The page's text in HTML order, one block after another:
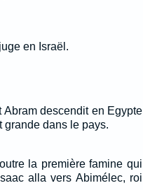
en Israël.
Abram descendit en Egypte
grande dans le pays.
la première famine qui
alla vers Abimélec, roi